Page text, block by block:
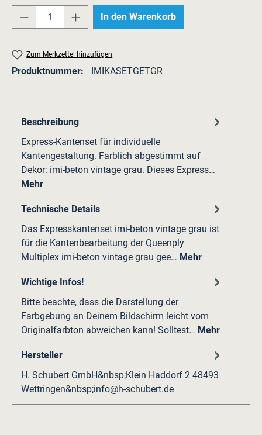
Produkt Anzahl: Gib den gewünschten
In den Warenkorb
Zum Merkzettel hinzufügen
Produktnummer: IMIKASETGETGR
Beschreibung
Express-Kantenset für individuelle
Kantengestaltung. Farblich abgestimmt auf
Dekor: imi-beton vintage grau. Dieses Express…
Mehr
Technische Details
Das Expresskantenset imi-beton vintage grau ist
für die Kantenbearbeitung der Queenply
Multiplex imi-beton vintage grau gee… Mehr
Wichtige Infos!
Bitte beachte, dass die Darstellung der
Farbgebung an Deinem Bildschirm leicht vom
Originalfarbton abweichen kann! Solltest… Mehr
Hersteller
H. Schubert GmbH&nbsp;Klein Haddorf 2 48493
Wettringen&nbsp;info@h-schubert.de